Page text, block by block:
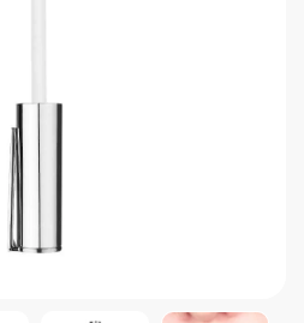
internos
pos acné